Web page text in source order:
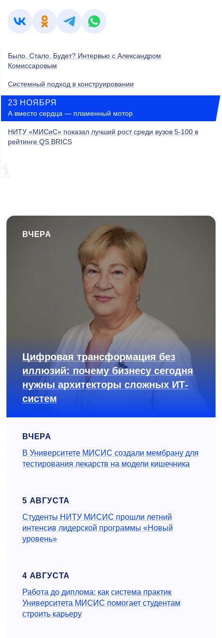
Было. Стало. Будет? Интервью с Александром
Комиссаровым
Системный подход в конструировании
23 НОЯБРЯ
А вместо сердца — пламенный мотор
НИТУ «МИСиС» показал лучший рост среди вузов 5-100 в
рейтинге QS BRICS
ВЧЕРА
Цифровая трансформация без
иллюзий: почему бизнесу сегодня
нужны архитекторы сложных ИТ-
систем
ВЧЕРА
В Университете МИСИС создали мембрану для
тестирования лекарств на модели кишечника
5 АВГУСТА
Студенты НИТУ МИСИС прошли летний
интенсив лидерской программы «Новый
уровень»
4 АВГУСТА
Работа до диплома: как система практик
Университета МИСИС помогает студентам
строить карьеру